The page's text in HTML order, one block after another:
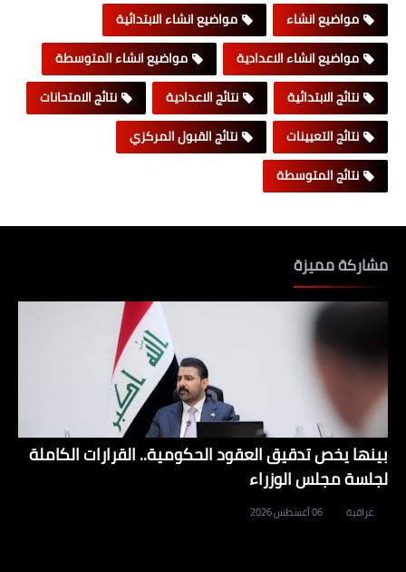
مواضيع انشاء
مواضيع انشاء الابتدائية
مواضيع انشاء الاعدادية
مواضيع انشاء المتوسطة
نتائج الابتدائية
نتائج الاعدادية
نتائج الامتحانات
نتائج التعيينات
نتائج القبول المركزي
نتائج المتوسطة
مشاركة مميزة
بينها يخص تدقيق العقود الحكومية.. القرارات الكاملة
لجلسة مجلس الوزراء
عراقية 06 أغسطس 2026